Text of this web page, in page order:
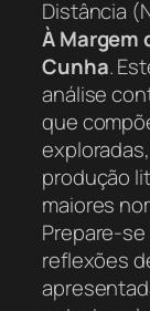
Distância
À Margem
Cunha.
análise
que
produção
maiores
Prepare-
reflexões